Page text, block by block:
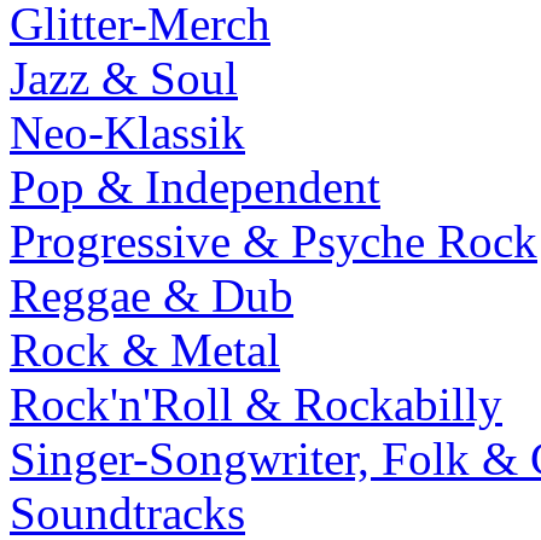
Glitter-Merch
Jazz & Soul
Neo-Klassik
Pop & Independent
Progressive & Psyche Rock
Reggae & Dub
Rock & Metal
Rock'n'Roll & Rockabilly
Singer-Songwriter, Folk &
Soundtracks